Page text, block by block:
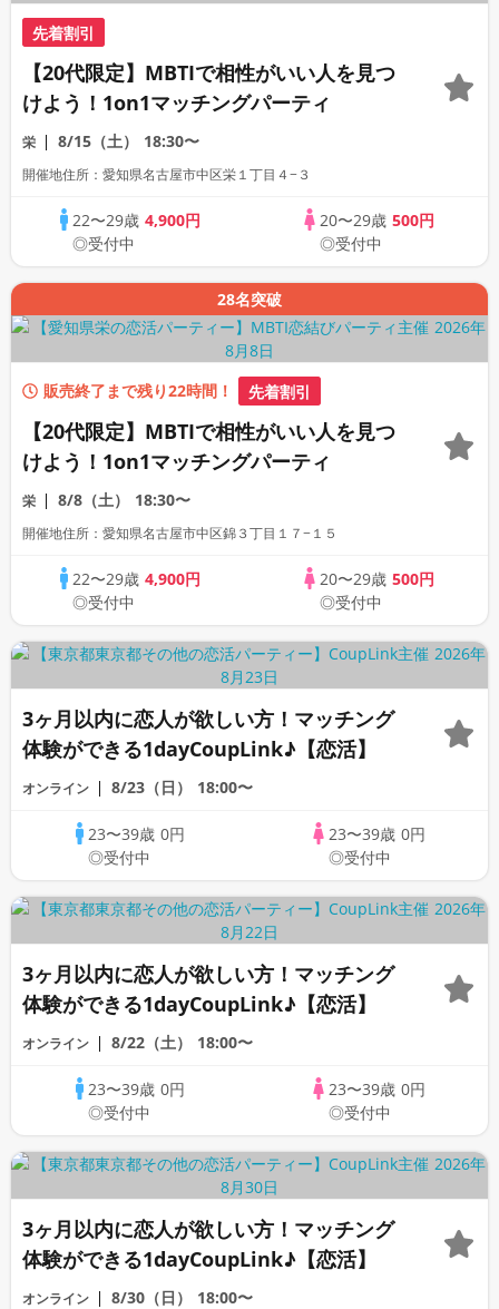
先着割引
【20代限定】MBTIで相性がいい人を見つ
けよう！1on1マッチングパーティ
栄 8/15（土） 18:30〜
開催地住所：愛知県名古屋市中区栄１丁目４−３
22〜29歳4,900円
◎受付中
20〜29歳 500円
◎受付中
28名突破
販売終了まで残り22時間！ 先着割引
【20代限定】MBTIで相性がいい人を見つ
けよう！1on1マッチングパーティ
栄 8/8（土） 18:30〜
開催地住所：愛知県名古屋市中区錦３丁目１７−１５
22〜29歳4,900円
◎受付中
20〜29歳 500円
◎受付中
3ヶ月以内に恋人が欲しい方！マッチング
体験ができる1dayCoupLink♪【恋活】
オンライン 8/23（日） 18:00〜
23〜39歳0円
◎受付中
23〜39歳 0円
◎受付中
3ヶ月以内に恋人が欲しい方！マッチング
体験ができる1dayCoupLink♪【恋活】
オンライン 8/22（土） 18:00〜
23〜39歳0円
◎受付中
23〜39歳 0円
◎受付中
3ヶ月以内に恋人が欲しい方！マッチング
体験ができる1dayCoupLink♪【恋活】
オンライン 8/30（日） 18:00〜